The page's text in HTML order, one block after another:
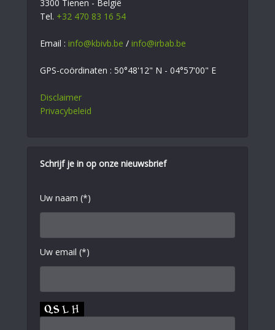
3300 Tienen - België
Tel. +32 470 83 16 54
Email : info@kbivb.be / info@irbab.be
GPS-coördinaten : 50°48'12" N - 04°57'00" E
Disclaimer
Privacybeleid
Schrijf je in op onze nieuwsbrief
Uw naam (*)
Uw email (*)